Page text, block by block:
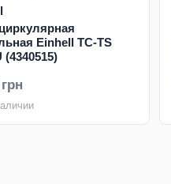
Einhell TC-TS
(4340515)